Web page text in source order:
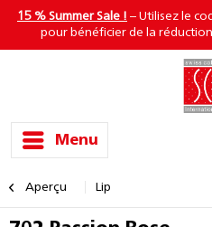
15 % Summer Sale ! – Utilisez le
pour bénéficier de la
Menu
Aperçu Lip